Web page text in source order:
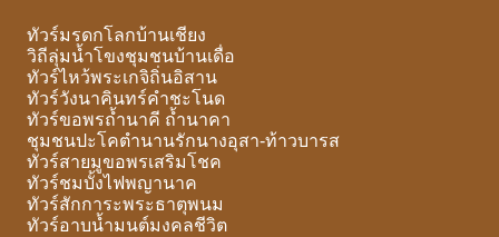
ทั่ว
ไทย
ทัวร์มรดกโลกบ้านเชียง
วิถีลุ่มน้ำโขงชุมชนบ้านเดื่อ
ทัวร์ไหว้พระเกจิถิ่นอิสาน
ทัวร์วังนาคินทร์คำชะโนด
ทัวร์ขอพรถ้ำนาคี ถ้ำนาคา
ชุมชนปะโคตำนานรักนางอุสา-ท้าวบารส
ทัวร์สายมูขอพรเสริมโชค
ทัวร์ชมบั้งไฟพญานาค
ทัวร์สักการะพระธาตุพนม
ทัวร์อาบน้ำมนต์มงคลชีวิต